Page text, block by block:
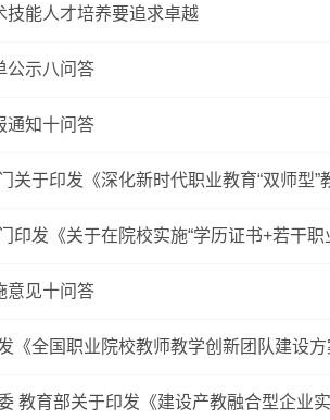
技能人才培养要追求卓越
公示八问答
通知十问答
关于印发《深化新时代职业教育“双师型
印发《关于在院校实施“学历证书+若干
意见十问答
《全国职业院校教师教学创新团队建设
教育部关于印发《建设产教融合型企业